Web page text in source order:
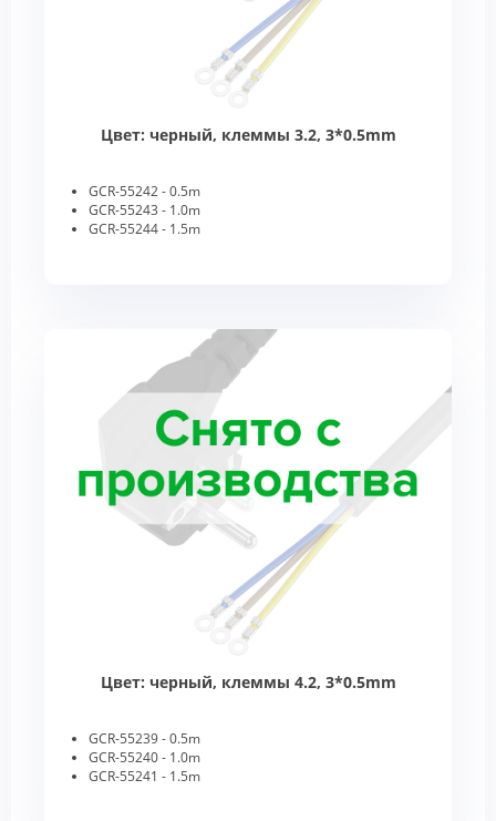
Цвет: черный, клеммы 3.2, 3*0.5mm
GCR-55242 - 0.5m
GCR-55243 - 1.0m
GCR-55244 - 1.5m
Цвет: черный, клеммы 4.2, 3*0.5mm
GCR-55239 - 0.5m
GCR-55240 - 1.0m
GCR-55241 - 1.5m